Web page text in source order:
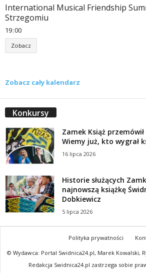
International Musical Friendship
Strzegomiu
19 00
Zobacz
Zobacz cały kalendarz
Konkursy
Zamek Książ przemówił
Wiemy już, kto wygrał
16 lipca 2026
Historie służących
najnowszą książkę
Dobkiewicz
5 lipca 2026
Polityka prywatności
© Wydawca: Portal Swidnica24.pl, Marek Kowalski,
Redakcja Swidnica24.pl zastrzega sobie